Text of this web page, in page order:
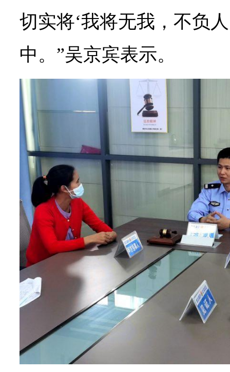
切实将‘我将无我，不负
中。”吴京宾表示。